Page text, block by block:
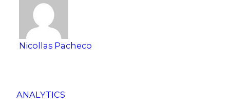
Nicollas Pacheco
ANALYTICS